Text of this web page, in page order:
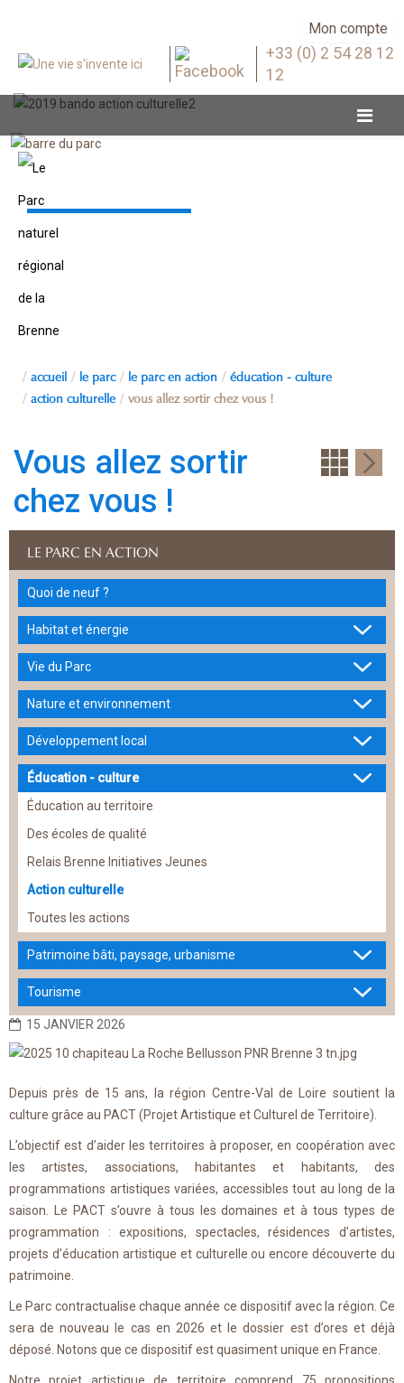
Mon compte
+33 (0) 2 54 28 12
12
accueil le parc le parc en action éducation - culture
action culturelle vous allez sortir chez vous !
Vous allez sortir
chez vous !
LE PARC EN ACTION
Quoi de neuf ?
Habitat et énergie
Vie du Parc
Nature et environnement
Développement local
Éducation - culture
Éducation au territoire
Des écoles de qualité
Relais Brenne Initiatives Jeunes
Action culturelle
Toutes les actions
Patrimoine bâti, paysage, urbanisme
Tourisme
15 JANVIER 2026
Depuis près de 15 ans, la région Centre-Val de Loire soutient la
culture grâce au PACT (Projet Artistique et Culturel de Territoire).
L’objectif est d’aider les territoires à proposer, en coopération avec
les artistes, associations, habitantes et habitants, des
programmations artistiques variées, accessibles tout au long de la
saison. Le PACT s’ouvre à tous les domaines et à tous types de
programmation : expositions, spectacles, résidences d’artistes,
projets d’éducation artistique et culturelle ou encore découverte du
patrimoine.
Le Parc contractualise chaque année ce dispositif avec la région. Ce
sera de nouveau le cas en 2026 et le dossier est d’ores et déjà
déposé. Notons que ce dispositif est quasiment unique en France.